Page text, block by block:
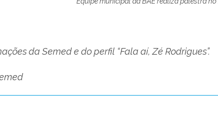
da Semed e do perfil “Fala aí, Zé Rodrigues”.